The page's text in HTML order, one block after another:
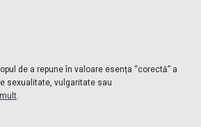
de a repune în valoare esența “corectă” a
sexualitate, vulgaritate sau